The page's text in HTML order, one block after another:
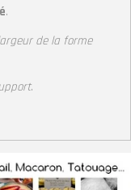
.
de la forme
.